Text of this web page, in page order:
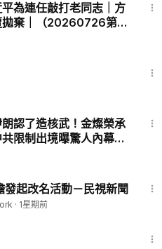
為連任敲打老同志｜方
拋棄｜（20260726第
認了造核武！金燦榮承
限制出境曝驚人內幕；
報】
起改名活動－民視新聞
· 1星期前